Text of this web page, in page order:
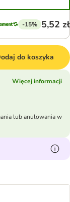
-15% 5,52 zł
do koszyka
Więcej informacji
lub anulowania w